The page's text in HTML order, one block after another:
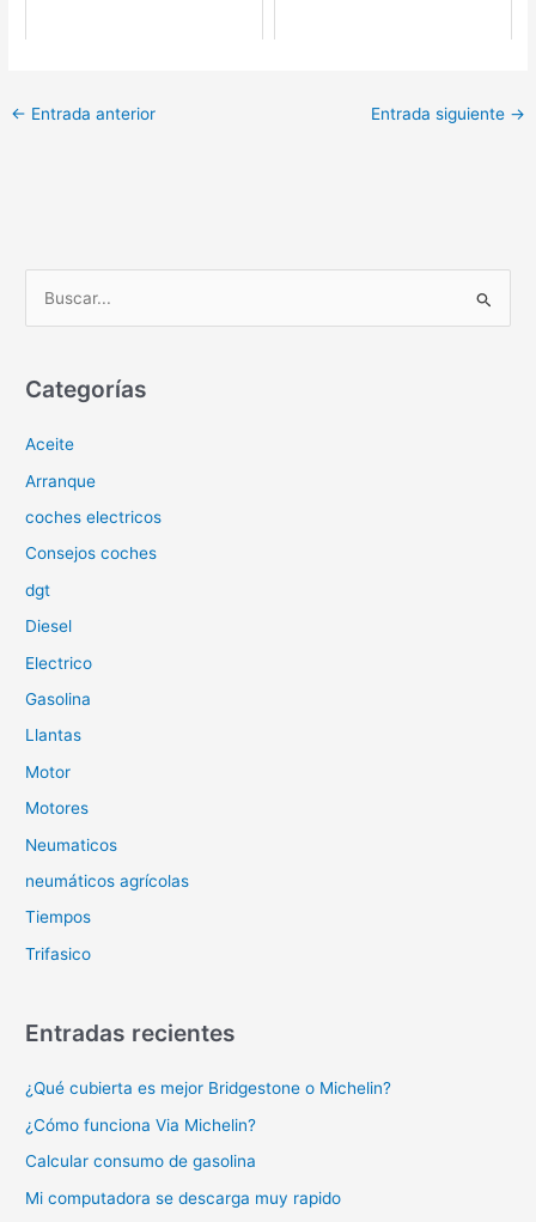
← Entrada anterior Entrada siguiente →
c
r
p
o
Categorías
Aceite
Arranque
coches electricos
Consejos coches
dgt
Diesel
Electrico
Gasolina
Llantas
Motor
Motores
Neumaticos
neumáticos agrícolas
Tiempos
Trifasico
Entradas recientes
¿Qué cubierta es mejor Bridgestone o Michelin?
¿Cómo funciona Via Michelin?
Calcular consumo de gasolina
Mi computadora se descarga muy rapido